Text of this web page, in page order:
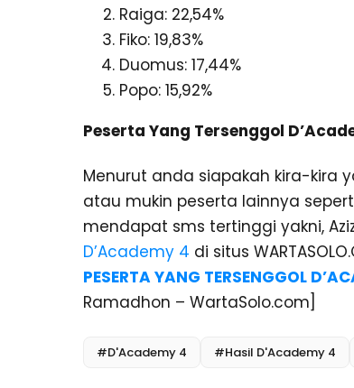
Raiga: 22,54%
Fiko: 19,83%
Duomus: 17,44%
Popo: 15,92%
Peserta Yang Tersenggol
Menurut anda siapakah kira-kira
atau mukin peserta lainnya
mendapat sms tertinggi yakni,
D’Academy 4 di situs
PESERTA YANG TERSENGGOL
Ramadhon – WartaSolo.com]
#D'Academy 4 #Hasil D'Academy 4